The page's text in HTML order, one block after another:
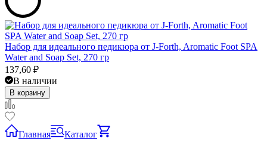
Набор для идеального педикюра от J-Forth, Aromatic Foot SPA
Water and Soap Set, 270 гр
137,60 ₽
В наличии
В корзину
Главная
Каталог